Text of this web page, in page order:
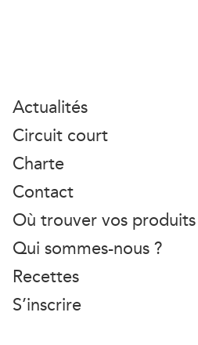
Actualités
Circuit court
Charte
Contact
Où trouver vos
Qui sommes-nous ?
Recettes
S’inscrire